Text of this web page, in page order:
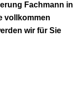
Fachmann in
vollkommen
wir für Sie